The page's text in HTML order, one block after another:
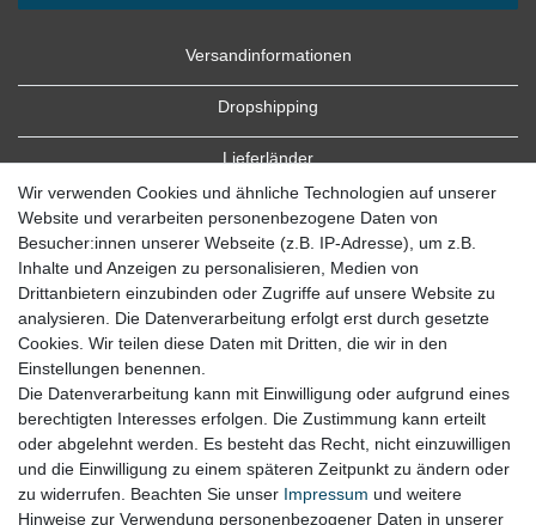
Versandinformationen
Dropshipping
Lieferländer
Zahlung
Zahlungsbedingungen
Wir verwenden Cookies und ähnliche Technologien auf unserer
Website und verarbeiten personenbezogene Daten von
Besucher:innen unserer Webseite (z.B. IP-Adresse), um z.B.
Inhalte und Anzeigen zu personalisieren, Medien von
Drittanbietern einzubinden oder Zugriffe auf unsere Website zu
analysieren. Die Datenverarbeitung erfolgt erst durch gesetzte
Cookies. Wir teilen diese Daten mit Dritten, die wir in den
Einstellungen benennen.
Die Datenverarbeitung kann mit Einwilligung oder aufgrund eines
berechtigten Interesses erfolgen. Die Zustimmung kann erteilt
oder abgelehnt werden. Es besteht das Recht, nicht einzuwilligen
und die Einwilligung zu einem späteren Zeitpunkt zu ändern oder
zu widerrufen. Beachten Sie unser Impressum und weitere
Hinweise zur Verwendung personenbezogener Daten in unserer